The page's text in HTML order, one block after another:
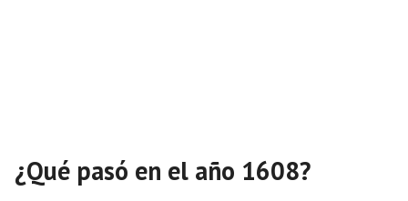
¿Qué pasó en el año 1608?